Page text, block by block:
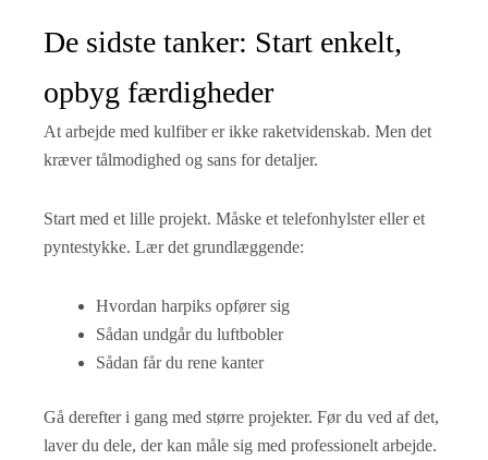
De sidste tanker: Start enkelt,
opbyg færdigheder
At arbejde med kulfiber er ikke raketvidenskab. Men det
kræver tålmodighed og sans for detaljer.
Start med et lille projekt. Måske et telefonhylster eller et
pyntestykke. Lær det grundlæggende:
Hvordan harpiks opfører sig
Sådan undgår du luftbobler
Sådan får du rene kanter
Gå derefter i gang med større projekter. Før du ved af det,
laver du dele, der kan måle sig med professionelt arbejde.